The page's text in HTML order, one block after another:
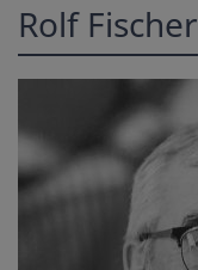
Rolf Fischer